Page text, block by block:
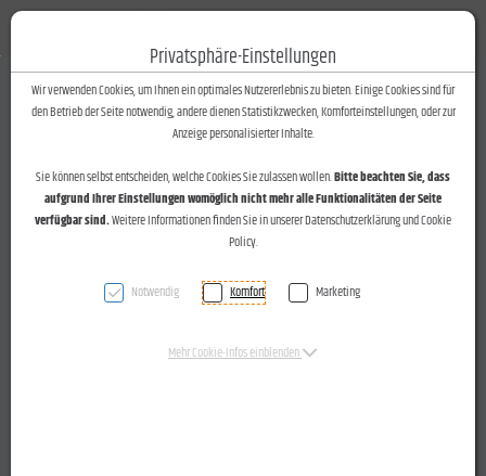
Zum Inhalt springen [AK + 0]
Zum Hauptmenü springen [AK + 1]
Zum Footer-Menü unten (angedockt an Browserrand) springen [AK + 2]
Zum Widget-Menü rechts springen [AK + 3]
Zu den Inhalten im Fußbereich springen [AK + 4]
"Chancentage" für Pflchtschüler, organisiert von der
Privatsphäre-Einstellungen
Wir verwenden Cookies, um Ihnen ein optimales Nutzererlebnis zu bieten. Einige Cookies sind für
den Betrieb der Seite notwendig, andere dienen Statistikzwecken, Komforteinstellungen, oder zur
Anzeige personalisierter Inhalte.
Sie können selbst entscheiden, welche Cookies Sie zulassen wollen.Bitte beachten Sie, dass
aufgrund Ihrer Einstellungen womöglich nicht mehr alle Funktionalitäten der Seite
verfügbar sind.Weitere Informationen finden Sie in unserer Datenschutzerklärung und Cookie
Policy.
Notwendig Komfort Marketing
Mehr Cookie-Infos einblenden